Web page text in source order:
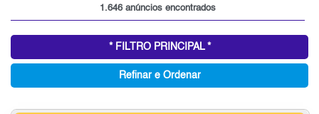
1.646 anúncios encontrados
* FILTRO PRINCIPAL *
Refinar e Ordenar